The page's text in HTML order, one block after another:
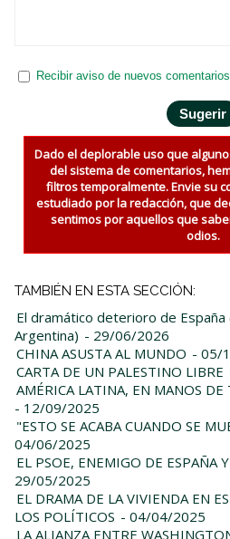
Recibir aviso de nuevos
Dado el deplorable uso que
del sistema de comentarios,
filtros temporalmente. Envie su
estudiado por la redacción, que
sentimos por aquellos que
odios.
TAMBIÉN EN ESTA SECCIÓN:
El dramático deterioro de España
Argentina) - 29/06/2026
CHINA ASUSTA AL MUNDO - 05/
CARTA DE UN PALESTINO LIBRE
AMÉRICA LATINA, EN MANOS DE
- 12/09/2025
"ESTO SE ACABA CUANDO SE
04/06/2025
EL PSOE, ENEMIGO DE ESPAÑA
29/05/2025
EL DRAMA DE LA VIVIENDA EN
LOS POLÍTICOS - 04/04/2025
LA ALIANZA ENTRE